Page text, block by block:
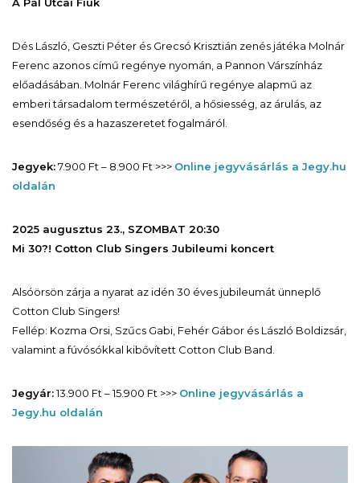
Dés László, Geszti Péter és Grecsó Krisztián zenés játéka Molnár
Ferenc azonos című regénye nyomán, a Pannon Várszínház
előadásában. Molnár Ferenc világhírű regénye alapmű az
emberi társadalom természetéről, a hősiesség, az árulás, az
esendőség és a hazaszeretet fogalmáról.
Jegyek:7.900 Ft – 8.900 Ft >>> Online jegyvásárlás a Jegy.hu
oldalán
2025 augusztus 23., SZOMBAT 20:30
Mi 30?! Cotton Club Singers Jubileumi koncert
Alsóörsön zárja a nyarat az idén 30 éves jubileumát ünneplő
Cotton Club Singers!
Fellép: Kozma Orsi, Szűcs Gabi, Fehér Gábor és László Boldizsár,
valamint a fúvósókkal kibővített Cotton Club Band.
Jegyár:13.900 Ft – 15.900 Ft >>> Online jegyvásárlás a
Jegy.hu oldalán